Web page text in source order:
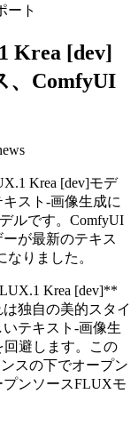
ート
Krea [dev]
、ComfyUI
Krea [dev]モデ
スト-画像生成に
ルです。ComfyUI
が最新のテキス
りました。
Krea [dev]**
独自の美的スタイ
テキスト-画像生
避します。この
ンスの下でオープン
ンソースFLUXモ